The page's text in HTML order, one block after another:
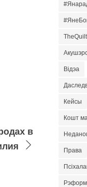
в
Відэа
Кейсы
Кошт
Права